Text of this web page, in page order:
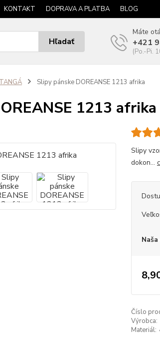
KONTAKT DOPRAVA A PLATBA BLOG
Hľadať
Máte
+421
(Po.-Pi.
Slipy pánske DOREANSE 1213 afrika
1213 afrika
Slipy
dokon...
Číslo
Výrobca:
Materiál: